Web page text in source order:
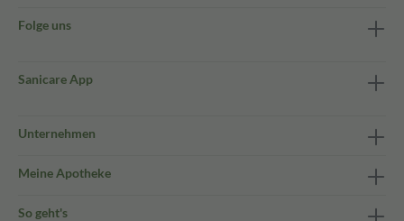
Folge uns
Sanicare App
Unternehmen
Meine Apotheke
So geht's